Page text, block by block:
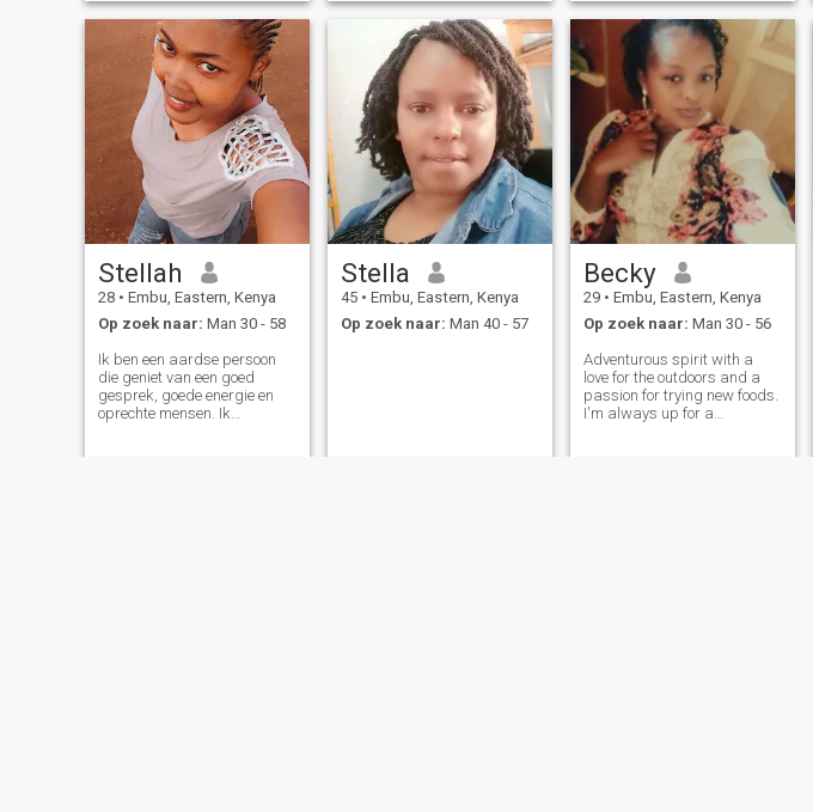
Stellah
28 • Embu, Eastern, Kenya
Op zoek naar: Man 30 - 58
Ik ben een aardse persoon
die geniet van een goed
gesprek, goede energie en
oprechte mensen. Ik
Stella
45 • Embu, Eastern, Kenya
Op zoek naar: Man 40 - 57
Becky
29 • Embu, Eastern, Kenya
Op zoek naar: Man 30 - 56
Adventurous spirit with a
love for the outdoors and a
passion for trying new foods.
I'm always up for a